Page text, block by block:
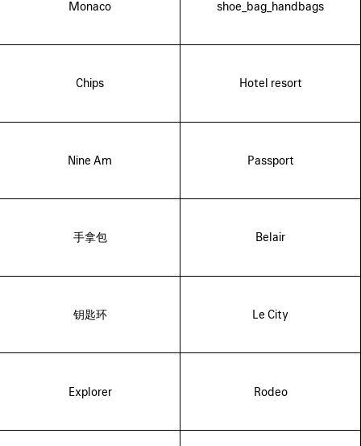
Monaco shoe_bag_handbags
Chips Hotel resort
Nine Am Passport
手拿包 Belair
钥匙环 Le City
Explorer Rodeo